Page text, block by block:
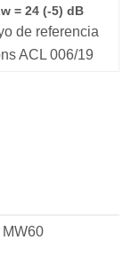
= 24 (-5) dB
de referencia
ACL 006/19